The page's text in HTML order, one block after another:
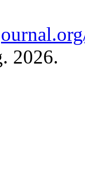
2026.